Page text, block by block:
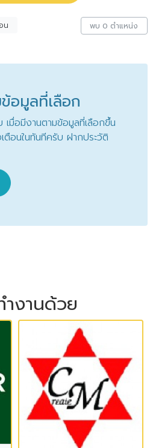
น พบ 0 ตำแหน่ง
อมูลที่เลือก
มื่อมีงานตามข้อมูลที่เลือกขึ้น
ตือนในทันทีครับ ฝากประวัติ
งานด้วย